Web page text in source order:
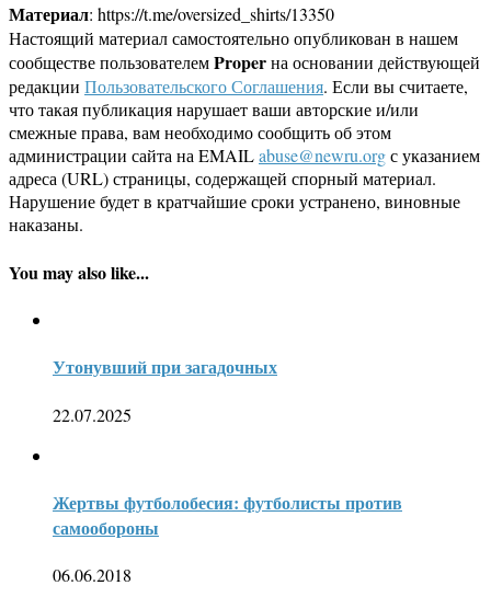
Материал: https://t.me/oversized_shirts/13350
Настоящий материал самостоятельно опубликован в нашем
сообществе пользователемProperна основании действующей
редакции Пользовательского Соглашения. Если вы считаете,
что такая публикация нарушает ваши авторские и/или
смежные права, вам необходимо сообщить об этом
администрации сайта на EMAILabuse@newru.orgс указанием
адреса (URL) страницы, содержащей спорный материал.
Нарушение будет в кратчайшие сроки устранено, виновные
наказаны.
You may also like...
Утонувший при загадочных
22.07.2025
Жертвы футболобесия: футболисты против
самообороны
06.06.2018